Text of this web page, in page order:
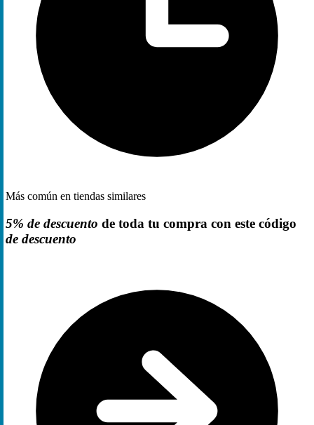
Más común en tiendas similares
5% de descuento de toda tu compra con este código
de descuento